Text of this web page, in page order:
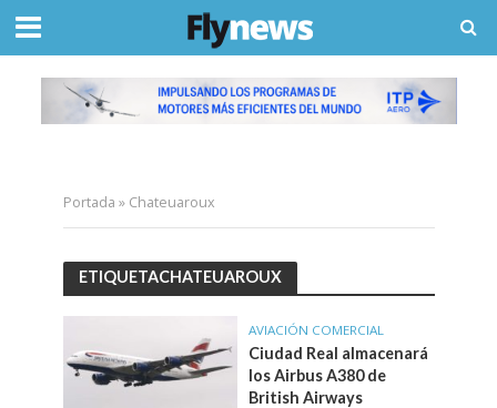
Portada » Chateuaroux
ETIQUETACHATEUAROUX
AVIACIÓN COMERCIAL
Ciudad Real almacenará
los Airbus A380 de
British Airways